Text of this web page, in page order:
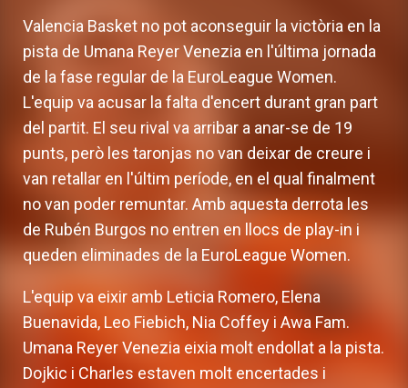
Valencia Basket no pot aconseguir la victòria en la
pista de Umana Reyer Venezia en l'última jornada
de la fase regular de la EuroLeague Women.
L'equip va acusar la falta d'encert durant gran part
del partit. El seu rival va arribar a anar-se de 19
punts, però les taronjas no van deixar de creure i
van retallar en l'últim període, en el qual finalment
no van poder remuntar. Amb aquesta derrota les
de Rubén Burgos no entren en llocs de play-in i
queden eliminades de la EuroLeague Women.
L'equip va eixir amb Leticia Romero, Elena
Buenavida, Leo Fiebich, Nia Coffey i Awa Fam.
Umana Reyer Venezia eixia molt endollat a la pista.
Dojkic i Charles estaven molt encertades i